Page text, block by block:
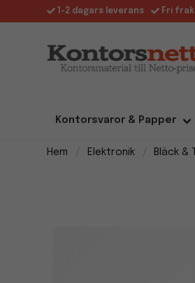
1-2 dagars leverans Fri
Kontorsvaror & Papper
Hem Elektronik Bläck &